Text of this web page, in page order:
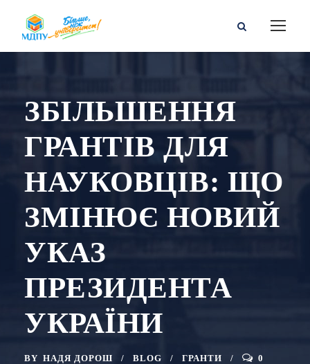
ЗБІЛЬШЕННЯ
ГРАНТІВ ДЛЯ
НАУКОВЦІВ: ЩО
ЗМІНЮЄ НОВИЙ
УКАЗ
ПРЕЗИДЕНТА
УКРАЇНИ
BY НАДЯ ДОРОШ BLOG ГРАНТИ 0